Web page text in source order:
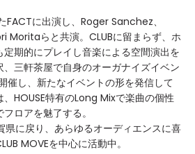
FACTに出演し、Roger Sanchez、
Moritaらと共演。CLUBに留まらず、ホ
期的にプレイし音楽による空間演出を
三軒茶屋で自身のオーガナイズイベン
催し、新たなイベントの形を発信して
HOUSE特有のLong Mixで楽曲の個性
ロアを魅了する。
県に戻り、あらゆるオーディエンスに喜
MOVEを中心に活動中。